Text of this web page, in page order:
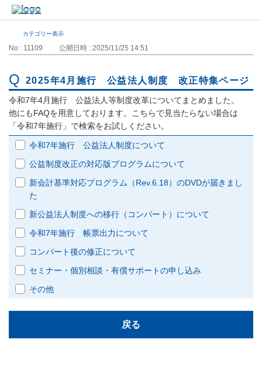
カテゴリー表示
No : 11109 公開日時 : 2025/11/25 14:51
2025年4月施行 公益法人制度 改正特集ページ
令和7年4月施行 公益法人等制度改革についてまとめました。
他にもFAQを用意しております。こちらで見当たらない場合は
「令和7年施行」で検索をお試しください。
令和7年施行 公益法人制度について
公益制度改正の対応版プログラムについて
新会計基準対応プログラム（Rev.6.18）のDVDが届きまし
た
新公益法人制度への移行（コンバート）について
令和7年施行 帳票出力について
コンバート後の修正について
セミナー・個別相談・有償サポートの申し込み
その他
戻る